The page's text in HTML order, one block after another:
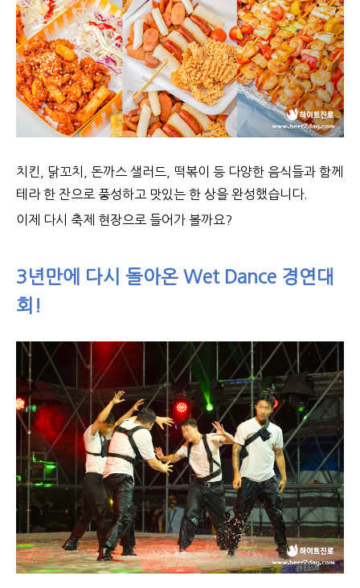
치킨, 닭꼬치, 돈까스 샐러드, 떡볶이 등 다양한 음식들과 함께
테라 한 잔으로 풍성하고 맛있는 한 상을 완성했습니다.
이제 다시 축제 현장으로 들어가 볼까요?
3년만에 다시 돌아온 Wet Dance 경연대
회!